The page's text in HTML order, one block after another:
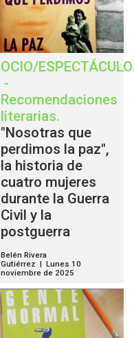
OCIO/
-
Recomendaciones
literarias.
"Nosotras que
perdimos la paz",
la historia de
cuatro mujeres
durante la Guerra
Civil y la
postguerra
Belén Rivera
Gutiérrez | Lunes 10
noviembre de 2025